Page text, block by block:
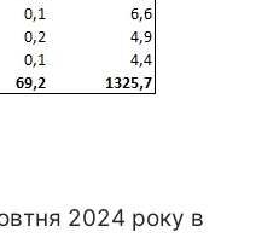
2024 року в